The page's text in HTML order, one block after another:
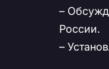
–
России.
–